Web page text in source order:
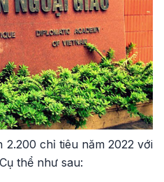
2.200 chỉ tiêu năm 2022 với
thể như sau: